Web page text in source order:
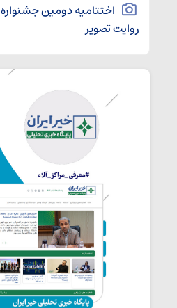
اختتامیه دومین جشنواره
روایت تصویر